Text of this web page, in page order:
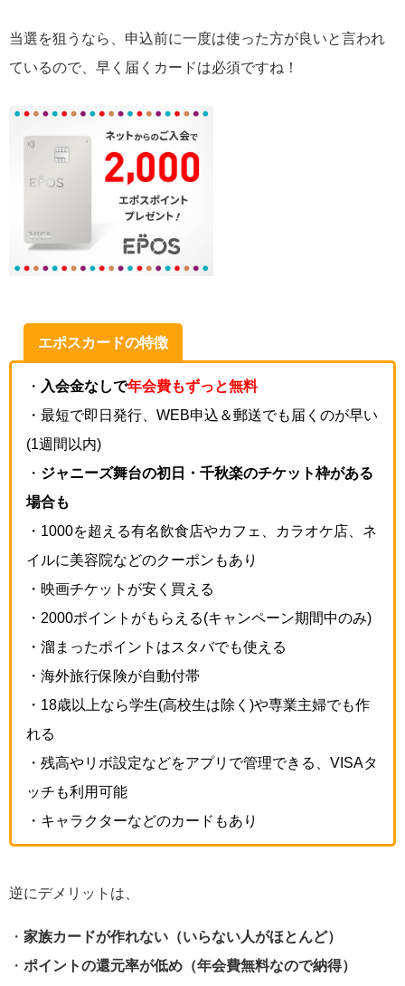
当選を狙うなら、申込前に一度は使った方が良いと言われ
ているので、早く届くカードは必須ですね！
エポスカードの特徴
・ 入会金なしで年会費もずっと無料
・最短で即日発行、WEB申込＆郵送でも届くのが早い
(1週間以内)
・ ジャニーズ舞台の初日・千秋楽のチケット枠がある
場合も
・1000を超える有名飲食店やカフェ、カラオケ店、ネ
イルに美容院などのクーポンもあり
・映画チケットが安く買える
・2000ポイントがもらえる(キャンペーン期間中のみ)
・溜まったポイントはスタバでも使える
・海外旅行保険が自動付帯
・18歳以上なら学生(高校生は除く)や専業主婦でも作
れる
・残高やリボ設定などをアプリで管理できる、VISAタ
ッチも利用可能
・キャラクターなどのカードもあり
逆にデメリットは、
・ 家族カードが作れない（いらない人がほとんど）
・ ポイントの還元率が低め（年会費無料なので納得）